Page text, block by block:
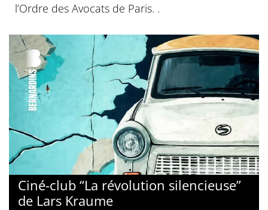
l’Ordre des Avocats de Paris. .
© Collège des Bernardins
Ciné-club “La révolution silencieuse”
de Lars Kraume